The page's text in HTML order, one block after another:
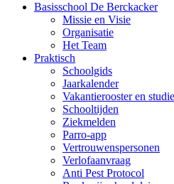
Basisschool De Berckacker
Missie en Visie
Organisatie
Het Team
Praktisch
Schoolgids
Jaarkalender
Vakantierooster en
Schooltijden
Ziekmelden
Parro-app
Vertrouwenspersonen
Verlofaanvraag
Anti Pest Protocol